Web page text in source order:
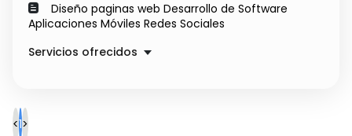
Diseño paginas web Desarrollo de Software
Aplicaciones Móviles Redes Sociales
Servicios ofrecidos
<1>